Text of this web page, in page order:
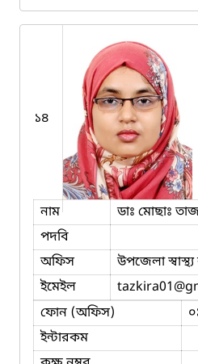
১৪
নাম
ডাঃ মোছাঃ
পদবি
অফিস
উপজেলা স্বাস্থ্য
ইমেইল
tazkira01
ফোন (অফিস)
ইন্টারকম